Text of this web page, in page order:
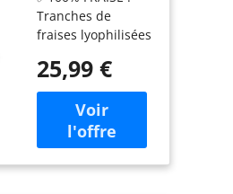
350 g
Tranches de
fraises lyophilisées
uniquement de
fraise, sans
ingrédients
ajoutés. Goût
intense et texture
croquante. ✅ SANS
25,99 €